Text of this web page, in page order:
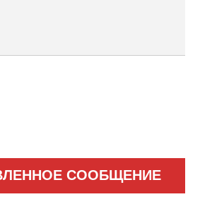
СООБЩЕНИЕ